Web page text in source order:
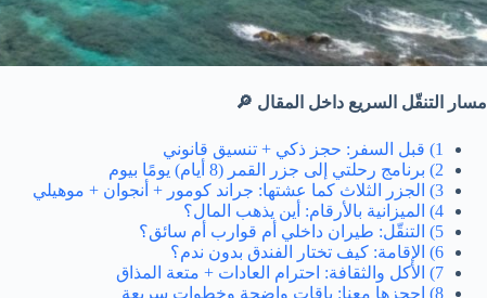
مسار التنقّل السريع داخل المقال 🔎
1) قبل السفر: حجز ذكي + تنسيق قانوني
2) برنامج رحلتي إلى جزر القمر (8 أيام) يومًا بيوم
3) الجزر الثلاث كما عشتها: جراند كومور + أنجوان + موهيلي
4) الميزانية بالأرقام: أين يذهب المال؟
5) التنقّل: طيران داخلي أم قوارب أم سائق؟
6) الإقامة: كيف تختار الفندق بدون ندم؟
7) الأكل والثقافة: احترام العادات + متعة المذاق
8) احجزها معنا: باقات واضحة وخطوات سريعة